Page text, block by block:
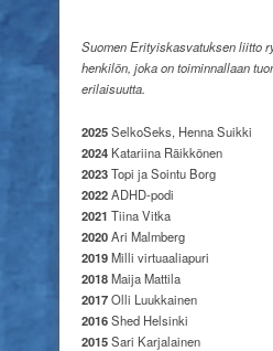
Suomen Erityiskasvatuksen liitto
henkilön, joka on toiminnallaan
erilaisuutta.
2025SelkoSeks, Henna Suikki
2024 Katariina Räikkönen
2023Topi ja Sointu Borg
2022ADHD-podi
2021 Tiina Vitka
2020Ari Malmberg
2019Milli virtuaaliapuri
2018Maija Mattila
2017Olli Luukkainen
2016Shed Helsinki
2015Sari Karjalainen